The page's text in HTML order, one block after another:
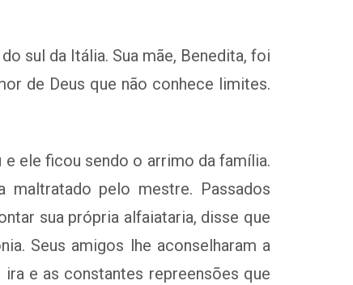
sul da Itália. Sua mãe, Benedita, foi
de Deus que não conhece limites.
ele ficou sendo o arrimo da família.
maltratado pelo mestre. Passados
sua própria alfaiataria, disse que
Seus amigos lhe aconselharam a
e as constantes repreensões que